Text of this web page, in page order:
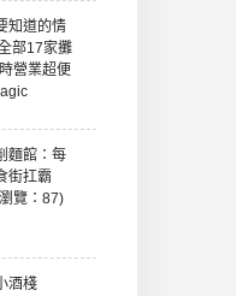
知道的情
部17家攤
營業超便
麵館：每
街扛霸
覽：87)
酒棧